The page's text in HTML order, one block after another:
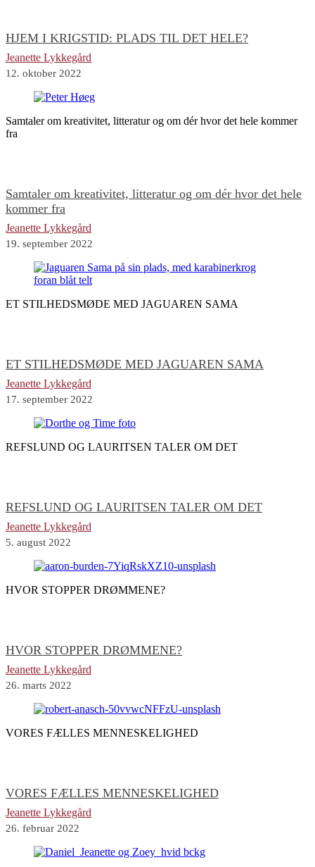
HJEM I KRIGSTID: PLADS TIL DET HELE?
Jeanette Lykkegård
12. oktober 2022
Samtaler om kreativitet, litteratur og om dér hvor det hele kommer
fra
Samtaler om kreativitet, litteratur og om dér hvor det hele
kommer fra
Jeanette Lykkegård
19. september 2022
ET STILHEDSMØDE MED JAGUAREN SAMA
ET STILHEDSMØDE MED JAGUAREN SAMA
Jeanette Lykkegård
17. september 2022
REFSLUND OG LAURITSEN TALER OM DET
REFSLUND OG LAURITSEN TALER OM DET
Jeanette Lykkegård
5. august 2022
HVOR STOPPER DRØMMENE?
HVOR STOPPER DRØMMENE?
Jeanette Lykkegård
26. marts 2022
VORES FÆLLES MENNESKELIGHED
VORES FÆLLES MENNESKELIGHED
Jeanette Lykkegård
26. februar 2022